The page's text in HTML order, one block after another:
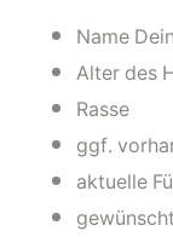
Name
Alter des
Rasse
ggf.
aktuelle